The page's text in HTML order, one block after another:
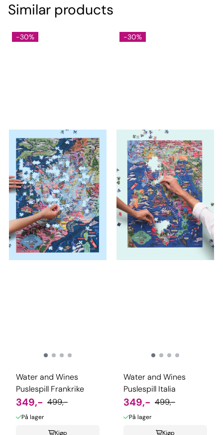
Similar products
-30%
Water and Wines
Puslespill Frankrike
349,- 499,-
På lager
Kjøp
-30%
Water and Wines
Puslespill Italia
349,- 499,-
På lager
Kjøp